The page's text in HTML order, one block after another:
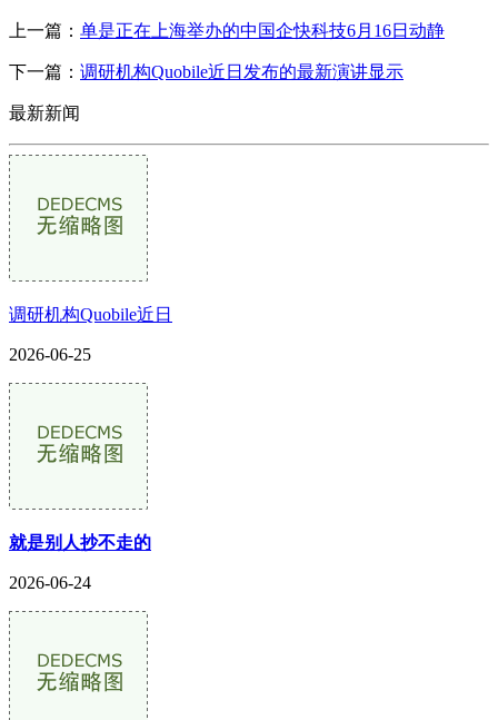
上一篇： 单是正在上海举办的中国企快科技6月16日动静
下一篇： 调研机构Quobile近日发布的最新演讲显示
最新新闻
调研机构Quobile近日
2026-06-25
就是别人抄不走的
2026-06-24